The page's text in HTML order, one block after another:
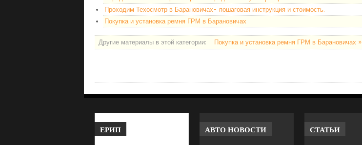
Проходим Техосмотр в Барановичах- пошаговая инструкция и стоимость.
Покупка и установка ремня ГРМ в Барановичах
Другие материалы в этой категории: Покупка и установка ремня ГРМ в Барановичах »
ЕРИП АВТОНОВОСТИ СТАТЬИ